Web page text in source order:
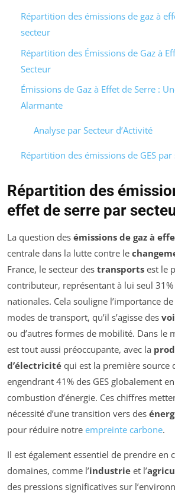
Répartition des émissions de gaz à
secteur
Répartition des Émissions de Gaz à
Secteur
Émissions de Gaz à Effet de Serre :
Alarmante
Analyse par Secteur d’Activité
Répartition des émissions de GES par
Répartition des
effet de serre par
La question des émissions de gaz à
centrale dans la lutte contre le
France, le secteur des transports est le
contributeur, représentant à lui seul
nationales. Cela souligne l’importance
modes de transport, qu’il s’agisse des
ou d’autres formes de mobilité. Dans le
est tout aussi préoccupante, avec la
d’électricité qui est la première source
engendrant 41% des GES globalement
combustion d’énergie. Ces chiffres
nécessité d’une transition vers des
pour réduire notre empreinte carbone.
Il est également essentiel de prendre en
domaines, comme l’industrie et l’
des pressions significatives sur